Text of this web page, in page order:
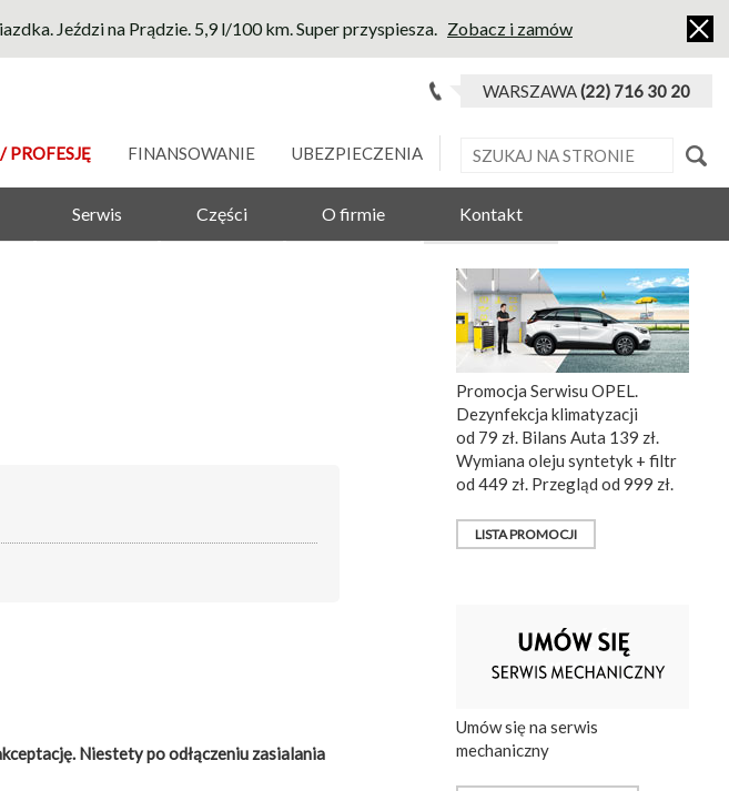
Jeździ na Prądzie. 5,9 l/100 km. Super przyspiesza. Zobacz i zamów
WARSZAWA(22) 716 30 20
PROFESJĘ FINANSOWANIE UBEZPIECZENIA
Serwis Części O firmie Kontakt
Niestety po odłączeniu zasialania
Promocja Serwisu OPEL.
Dezynfekcja klimatyzacji
od 79 zł. Bilans Auta 139 zł.
Wymiana oleju syntetyk + filtr
od 449 zł. Przegląd od 999 zł.
LISTA PROMOCJI
Umów się na serwis
mechaniczny